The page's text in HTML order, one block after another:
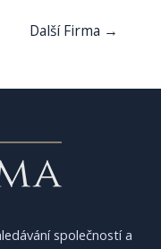
Další Firma →
společností a